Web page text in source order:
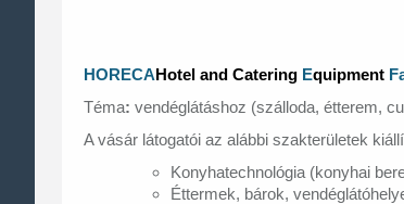
HORECA Hotel and Catering Equipment
Téma: vendéglátáshoz (szálloda, étterem,
A vásár látogatói az alábbi szakterületek
Konyhatechnológia (konyhai
Éttermek, bárok,